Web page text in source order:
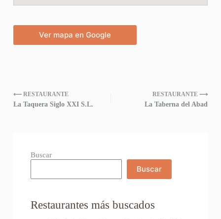
Ver mapa en Google
⟵ RESTAURANTE
La Taquera Siglo XXI S.L.
RESTAURANTE ⟶
La Taberna del Abad
Buscar
Buscar
Restaurantes más buscados